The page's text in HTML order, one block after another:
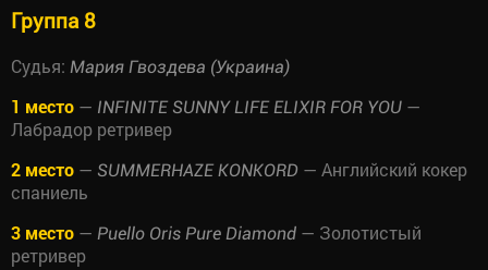
Группа 8
Судья: Мария Гвоздева (Украина)
1 место — INFINITE SUNNY LIFE ELIXIR FOR YOU —
Лабрадор ретривер
2 место — SUMMERHAZE KONKORD — Английский кокер
спаниель
3 место — Puello Oris Pure Diamond — Золотистый
ретривер